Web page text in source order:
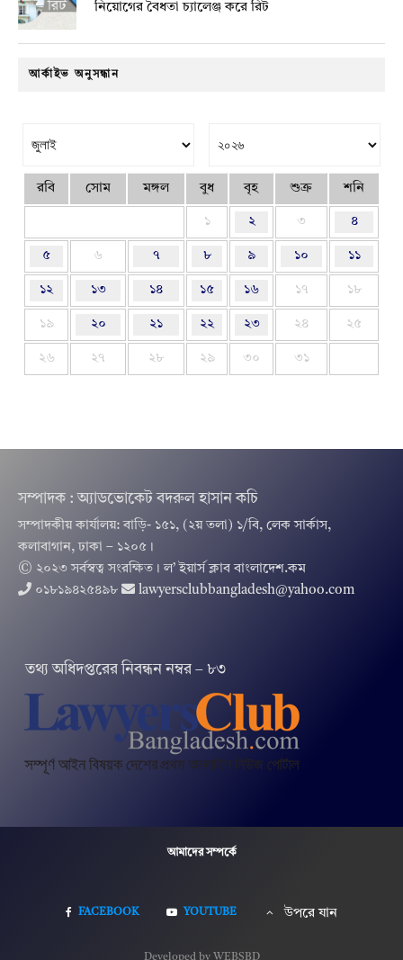
নিয়োগের বৈধতা চ্যালেঞ্জ করে রিট
আর্কাইভ অনুসন্ধান
রবি সোম মঙ্গল বুধ বৃহ শুক্র শনি
১ ২ ৩ ৪
৫ ৬ ৭ ৮ ৯ ১০ ১১
১২ ১৩ ১৪ ১৫ ১৬ ১৭ ১৮
১৯ ২০ ২১ ২২ ২৩ ২৪ ২৫
২৬ ২৭ ২৮ ২৯ ৩০ ৩১
সম্পাদক : অ্যাডভোকেট বদরুল হাসান কচি
সম্পাদকীয় কার্যালয়: বাড়ি- ১৫১, (২য় তলা) ১/বি, লেক সার্কাস,
কলাবাগান, ঢাকা – ১২০৫।
© ২০২৩ সর্বস্বত্ব সংরক্ষিত । ল’ ইয়ার্স ক্লাব বাংলাদেশ.কম
০১৮১৯৪২৫৪৯৮
lawyersclubbangladesh@yahoo.com
তথ‌্য অ‌ধিদপ্ত‌রের নিবন্ধন নম্বর – ৮৩
আমাদের সম্পর্কে
FACEBOOK YOUTUBE উপরে যান
Developed by WEBSBD